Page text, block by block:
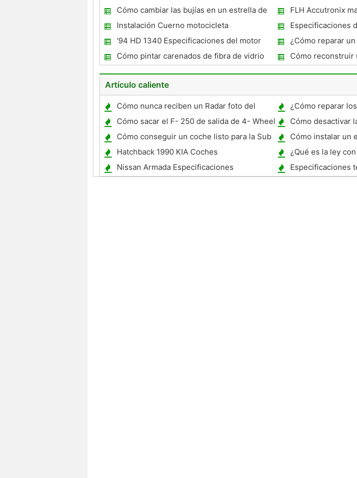
Kawasaki Prairie 650
Cómo cambiar las bujías en un estrella de
Yamaha V 1100 2006
FLH Accutronix
Instrucciones
Instalación Cuerno motocicleta
Especificaciones
PW50
'94 HD 1340 Especificaciones del motor
¿Cómo reparar
Yamaha PW50
Cómo pintar carenados de fibra de vidrio
Cómo reconstruir
Cilindro Maestro
Artículo caliente
Cómo nunca reciben un Radar foto del
boleto en el correo
¿Cómo reparar
Cómo sacar el F- 250 de salida de 4- Wheel
Drive
Cómo desactivar
camión Ford
Cómo conseguir un coche listo para la Sub
Cold Zero
Cómo instalar un
Silverado
Hatchback 1990 KIA Coches
¿Qué es la ley
neumáticos de
Nissan Armada Especificaciones
Especificaciones
WRX STI ProDrive